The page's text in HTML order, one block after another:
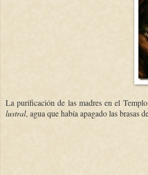
La purificación de las madres en el
lustral, agua que había apagado las brasas